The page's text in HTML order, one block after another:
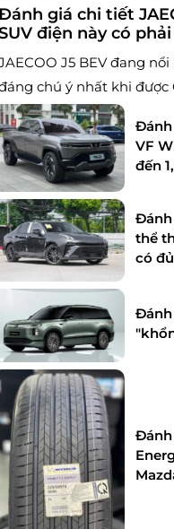
giá chi tiết
điện này có
J5 BEV đang
chú ý nhất khi được
Đánh
VF
đến
Đánh
thể
có
Đánh
Đánh